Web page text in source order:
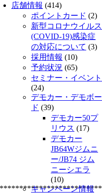
店舗情報 (414)
ポイントカード (2)
新型コロナウイルス
(COVID-19)感染症
の対応について (3)
採用情報 (10)
予約状況 (65)
セミナー・イベント
(24)
デモカー・デモボー
ド (39)
デモカー50プ
リウス (17)
デモカー
JB64Wジムニ
ー/JB74 ジム
ニーシエラ
(10)
キャンペーン情報